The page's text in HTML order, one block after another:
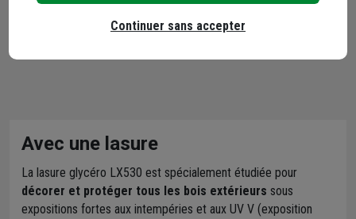
Avec une lasure
La lasure glycéro LX530 est spécialement étudiée pour
décorer et protéger tous les bois extérieurs sous
expositions fortes aux intempéries et aux UV V (exposition
Continuer sans accepter